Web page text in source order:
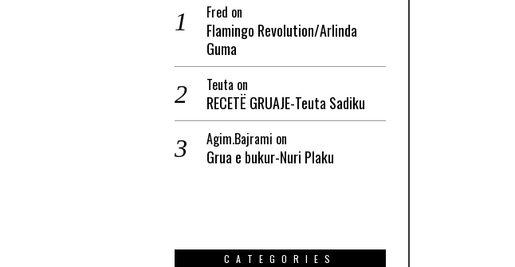
Fred on
Flamingo Revolution/Arlinda
Guma
Teuta on
RECETË GRUAJE-Teuta Sadiku
Agim.Bajrami on
Grua e bukur-Nuri Plaku
CATEGORIES